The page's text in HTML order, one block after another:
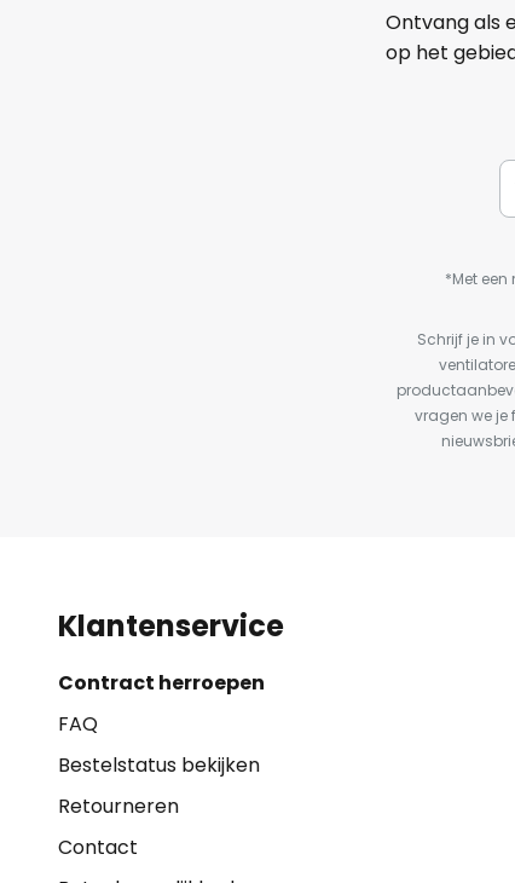
Ontvang als
op het
*Met
Schrijf je in
vragen we je
Klantenservice
Contract herroepen
FAQ
Bestelstatus bekijken
Retourneren
Contact